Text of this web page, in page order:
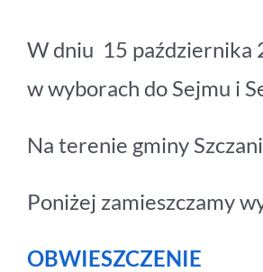
W dniu 15 października
w wyborach do Sejmu i
Na terenie gminy
Poniżej zamieszczamy
OBWIESZCZENIE